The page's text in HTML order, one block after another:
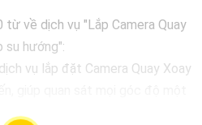
về dịch vụ "Lắp Camera Quay
su hướng":
vụ lắp đặt Camera Quay Xoay